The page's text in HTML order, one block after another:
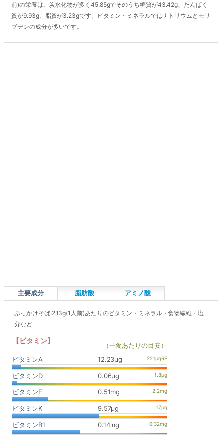
前)の栄養は、炭水化物が多く45.85gでそのうち糖質が43.42g、たんぱく
質が9.93g、脂質が3.23gです。ビタミン・ミネラルではナトリウムとモリ
ブデンの成分が多いです。
主要成分 脂肪酸 アミノ酸
ぶっかけそば:283g(1人前)あたりのビタミン・ミネラル・食物繊維・塩
分など
【ビタミン】
（一食あたりの目安）
ビタミンA
12.23μg
ビタミンD 0.06μg
ビタミンE 0.51mg
ビタミンK 9.57μg
ビタミンB1 0.14mg